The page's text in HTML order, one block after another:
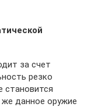
за счет
резко
становится
данное оружие